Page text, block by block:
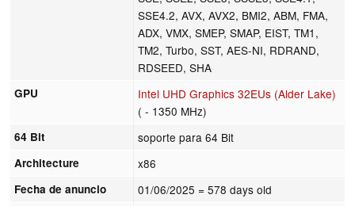
SSE4.2, AVX, AVX2, BMI2, ABM, FMA,
ADX, VMX, SMEP, SMAP, EIST, TM1,
TM2, Turbo, SST, AES-NI, RDRAND,
RDSEED, SHA
GPU
Intel UHD Graphics 32EUs (Alder Lake)
( - 1350 MHz)
64 Bit soporte para 64 Bit
Architecture x86
Fecha de anuncio 01/06/2025 = 578 days old